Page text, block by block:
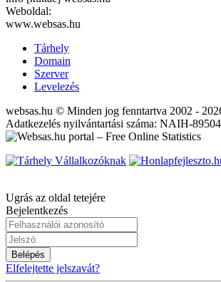
Weboldal:
www.websas.hu
Tárhely
Domain
Szerver
Levelezés
websas.hu © Minden jog fenntartva 2002 -
Adatkezelés nyilvántartási száma: NAIH-
Ugrás az oldal tetejére
Bejelentkezés
Belépés
Elfelejtette jelszavát?